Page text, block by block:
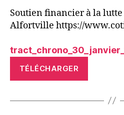
Soutien financier à la
Alfortville https://
TÉLÉCHARGER